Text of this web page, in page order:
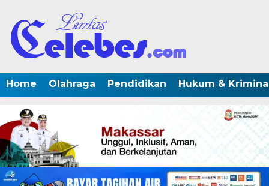
Home Olahraga Pendidikan Hukum &